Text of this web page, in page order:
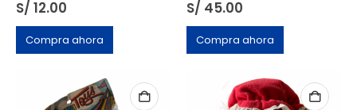
S/ 12.00
Compra ahora
S/ 45.00
Compra ahora